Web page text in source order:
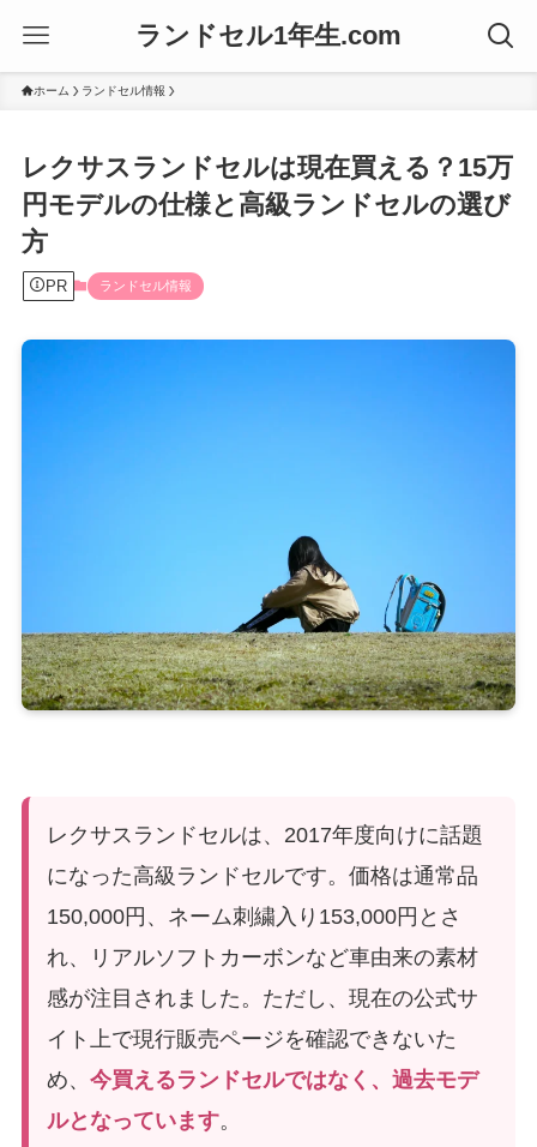
ランドセル1年生.com
ホーム ランドセル情報
レクサスランドセルは現在買える？15万
円モデルの仕様と高級ランドセルの選び
方
PR ランドセル情報
レクサスランドセルは、2017年度向けに話題
になった高級ランドセルです。価格は通常品
150,000円、ネーム刺繍入り153,000円とさ
れ、リアルソフトカーボンなど車由来の素材
感が注目されました。ただし、現在の公式サ
イト上で現行販売ページを確認できないた
め、 今買えるランドセルではなく、過去モデ
ルとなっています。